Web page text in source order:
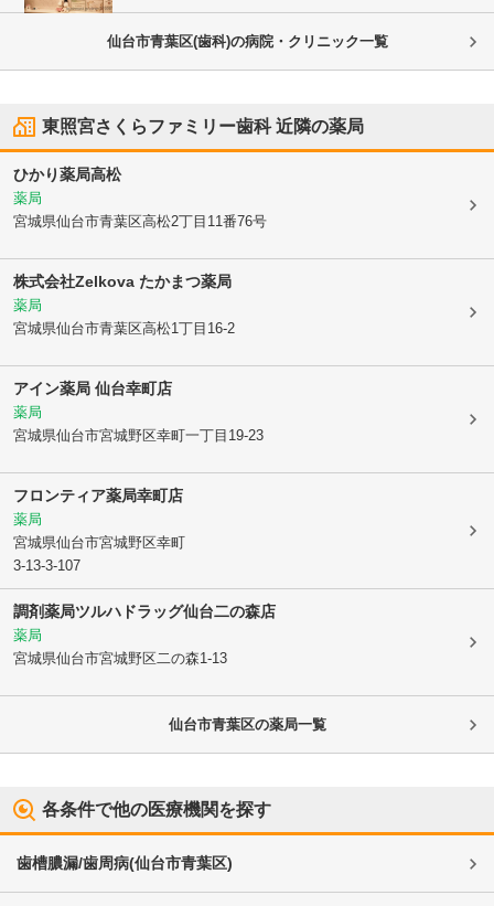
仙台市青葉区(歯科)の病院・クリニック一覧
東照宮さくらファミリー歯科近隣の薬局
ひかり薬局高松
薬局
宮城県仙台市青葉区高松2丁目11番76号
株式会社Zelkova たかまつ薬局
薬局
宮城県仙台市青葉区高松1丁目16-2
アイン薬局 仙台幸町店
薬局
宮城県仙台市宮城野区幸町一丁目19-23
フロンティア薬局幸町店
薬局
宮城県仙台市宮城野区幸町
3-13-3-107
調剤薬局ツルハドラッグ仙台二の森店
薬局
宮城県仙台市宮城野区二の森1-13
仙台市青葉区の薬局一覧
各条件で他の医療機関を探す
歯槽膿漏/歯周病(仙台市青葉区)